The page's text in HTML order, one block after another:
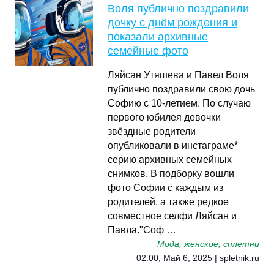
Воля публично поздравили
дочку с днём рождения и
показали архивные
семейные фото
Ляйсан Утяшева и Павел Воля
публично поздравили свою дочь
Софию с 10-летием. По случаю
первого юбилея девочки
звёздные родители
опубликовали в инстаграме*
серию архивных семейных
снимков. В подборку вошли
фото Софии с каждым из
родителей, а также редкое
совместное селфи Ляйсан и
Павла."Соф …
Мода, женское, сплетни
02:00, Май 6, 2025 | spletnik.ru